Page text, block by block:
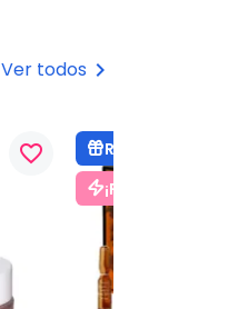
Ver todos keyboard_arrow_right
favorite_border
Regalo
¡Pack Ahorro!